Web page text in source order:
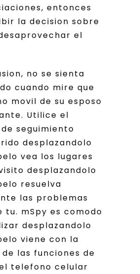
entonces
la decision sobre
el
no se sienta
cuando mire que
movil de su esposo
Utilice el
seguimiento
desplazandolo
vea los lugares
desplazandolo
resuelva
las problemas
tu. mSpy es comodo
desplazandolo
viene con la
las funciones de
telefono celular